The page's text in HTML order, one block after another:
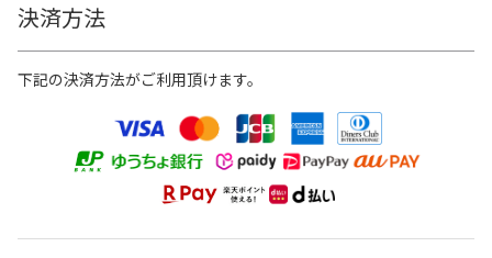
決済方法
下記の決済方法がご利用頂けます。